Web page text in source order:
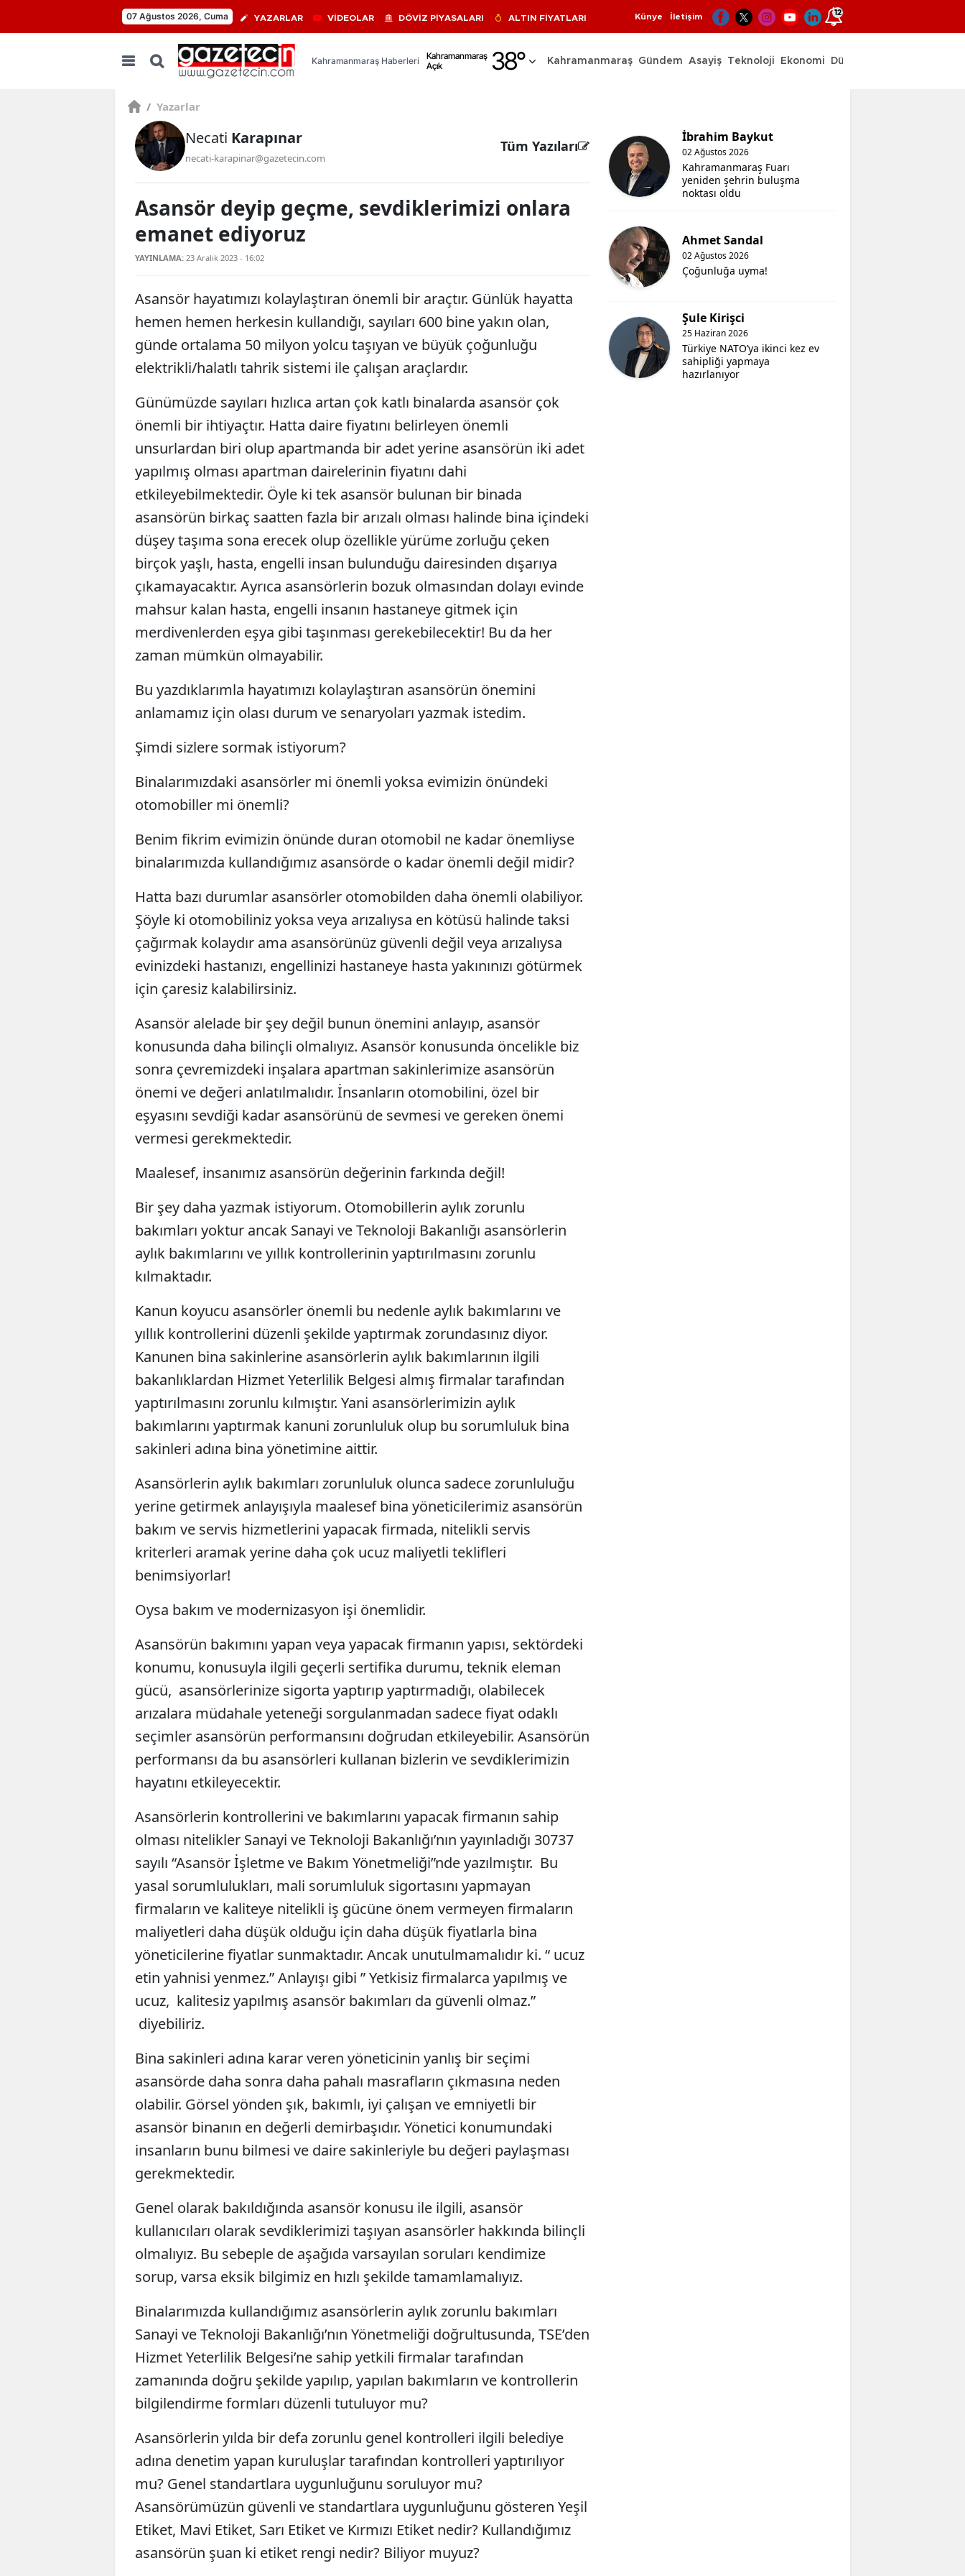
07 Ağustos 2026, Cuma YAZARLAR VİDEOLAR DÖVİZ PİYASALARI ALTIN FİYATLARI Künye İletişim 12
Kahramanmaraş Haberleri
Kahramanmaraş
Açık
38°
Adıyaman
Antalya
Balıkesir
Bilecik
Bingöl
Bitlis
Bolu
Burdur
Çanakkale
Çankırı
Çorum
Denizli
Diyarbakır
Elazığ
Erzincan
Eskişehir
Giresun
Gümüşhane
Hakkari
Hatay
Isparta
İstanbul
İzmir
Kars
Kastamonu
Kocaeli
Konya
Malatya
Manisa
Mardin
Muğla
Nevşehir
Niğde
Ordu
Siirt
Sinop
Sivas
Trabzon
Tunceli
Şanlıurfa
Uşak
Van
Yozgat
Zonguldak
Karaman
Kırıkkale
Batman
Ardahan
Iğdır
Yalova
Karabük
Kilis
Kahramanmaraş Gündem Asayiş Teknoloji Ekonomi Dünya
/ Yazarlar
Necati Karapınar
necati-karapinar@gazetecin.com
Tüm Yazıları
Asansör deyip geçme, sevdiklerimizi onlara
emanet ediyoruz
YAYINLAMA: 23 Aralık 2023 - 16:02
Asansör hayatımızı kolaylaştıran önemli bir araçtır. Günlük hayatta
hemen hemen herkesin kullandığı, sayıları 600 bine yakın olan,
günde ortalama 50 milyon yolcu taşıyan ve büyük çoğunluğu
elektrikli/halatlı tahrik sistemi ile çalışan araçlardır.
Günümüzde sayıları hızlıca artan çok katlı binalarda asansör çok
önemli bir ihtiyaçtır. Hatta daire fiyatını belirleyen önemli
unsurlardan biri olup apartmanda bir adet yerine asansörün iki adet
yapılmış olması apartman dairelerinin fiyatını dahi
etkileyebilmektedir. Öyle ki tek asansör bulunan bir binada
asansörün birkaç saatten fazla bir arızalı olması halinde bina içindeki
düşey taşıma sona erecek olup özellikle yürüme zorluğu çeken
birçok yaşlı, hasta, engelli insan bulunduğu dairesinden dışarıya
çıkamayacaktır. Ayrıca asansörlerin bozuk olmasından dolayı evinde
mahsur kalan hasta, engelli insanın hastaneye gitmek için
merdivenlerden eşya gibi taşınması gerekebilecektir! Bu da her
zaman mümkün olmayabilir.
Bu yazdıklarımla hayatımızı kolaylaştıran asansörün önemini
anlamamız için olası durum ve senaryoları yazmak istedim.
Şimdi sizlere sormak istiyorum?
Binalarımızdaki asansörler mi önemli yoksa evimizin önündeki
otomobiller mi önemli?
Benim fikrim evimizin önünde duran otomobil ne kadar önemliyse
binalarımızda kullandığımız asansörde o kadar önemli değil midir?
Hatta bazı durumlar asansörler otomobilden daha önemli olabiliyor.
Şöyle ki otomobiliniz yoksa veya arızalıysa en kötüsü halinde taksi
çağırmak kolaydır ama asansörünüz güvenli değil veya arızalıysa
evinizdeki hastanızı, engellinizi hastaneye hasta yakınınızı götürmek
için çaresiz kalabilirsiniz.
Asansör alelade bir şey değil bunun önemini anlayıp, asansör
konusunda daha bilinçli olmalıyız. Asansör konusunda öncelikle biz
sonra çevremizdeki inşalara apartman sakinlerimize asansörün
önemi ve değeri anlatılmalıdır. İnsanların otomobilini, özel bir
eşyasını sevdiği kadar asansörünü de sevmesi ve gereken önemi
vermesi gerekmektedir.
Maalesef, insanımız asansörün değerinin farkında değil!
Bir şey daha yazmak istiyorum. Otomobillerin aylık zorunlu
bakımları yoktur ancak Sanayi ve Teknoloji Bakanlığı asansörlerin
aylık bakımlarını ve yıllık kontrollerinin yaptırılmasını zorunlu
kılmaktadır.
Kanun koyucu asansörler önemli bu nedenle aylık bakımlarını ve
yıllık kontrollerini düzenli şekilde yaptırmak zorundasınız diyor.
Kanunen bina sakinlerine asansörlerin aylık bakımlarının ilgili
bakanlıklardan Hizmet Yeterlilik Belgesi almış firmalar tarafından
yaptırılmasını zorunlu kılmıştır. Yani asansörlerimizin aylık
bakımlarını yaptırmak kanuni zorunluluk olup bu sorumluluk bina
sakinleri adına bina yönetimine aittir.
Asansörlerin aylık bakımları zorunluluk olunca sadece zorunluluğu
yerine getirmek anlayışıyla maalesef bina yöneticilerimiz asansörün
bakım ve servis hizmetlerini yapacak firmada, nitelikli servis
kriterleri aramak yerine daha çok ucuz maliyetli teklifleri
benimsiyorlar!
Oysa bakım ve modernizasyon işi önemlidir.
Asansörün bakımını yapan veya yapacak firmanın yapısı, sektördeki
konumu, konusuyla ilgili geçerli sertifika durumu, teknik eleman
gücü, asansörlerinize sigorta yaptırıp yaptırmadığı, olabilecek
arızalara müdahale yeteneği sorgulanmadan sadece fiyat odaklı
seçimler asansörün performansını doğrudan etkileyebilir. Asansörün
performansı da bu asansörleri kullanan bizlerin ve sevdiklerimizin
hayatını etkileyecektir.
Asansörlerin kontrollerini ve bakımlarını yapacak firmanın sahip
olması nitelikler Sanayi ve Teknoloji Bakanlığı’nın yayınladığı 30737
sayılı “Asansör İşletme ve Bakım Yönetmeliği”nde yazılmıştır. Bu
yasal sorumlulukları, mali sorumluluk sigortasını yapmayan
firmaların ve kaliteye nitelikli iş gücüne önem vermeyen firmaların
maliyetleri daha düşük olduğu için daha düşük fiyatlarla bina
yöneticilerine fiyatlar sunmaktadır. Ancak unutulmamalıdır ki. “ ucuz
etin yahnisi yenmez.” Anlayışı gibi ” Yetkisiz firmalarca yapılmış ve
ucuz, kalitesiz yapılmış asansör bakımları da güvenli olmaz.”
diyebiliriz.
Bina sakinleri adına karar veren yöneticinin yanlış bir seçimi
asansörde daha sonra daha pahalı masrafların çıkmasına neden
olabilir. Görsel yönden şık, bakımlı, iyi çalışan ve emniyetli bir
asansör binanın en değerli demirbaşıdır. Yönetici konumundaki
insanların bunu bilmesi ve daire sakinleriyle bu değeri paylaşması
gerekmektedir.
Genel olarak bakıldığında asansör konusu ile ilgili, asansör
kullanıcıları olarak sevdiklerimizi taşıyan asansörler hakkında bilinçli
olmalıyız. Bu sebeple de aşağıda varsayılan soruları kendimize
sorup, varsa eksik bilgimiz en hızlı şekilde tamamlamalıyız.
Binalarımızda kullandığımız asansörlerin aylık zorunlu bakımları
Sanayi ve Teknoloji Bakanlığı’nın Yönetmeliği doğrultusunda, TSE’den
Hizmet Yeterlilik Belgesi’ne sahip yetkili firmalar tarafından
zamanında doğru şekilde yapılıp, yapılan bakımların ve kontrollerin
bilgilendirme formları düzenli tutuluyor mu?
Asansörlerin yılda bir defa zorunlu genel kontrolleri ilgili belediye
adına denetim yapan kuruluşlar tarafından kontrolleri yaptırılıyor
mu? Genel standartlara uygunluğunu soruluyor mu?
Asansörümüzün güvenli ve standartlara uygunluğunu gösteren Yeşil
Etiket, Mavi Etiket, Sarı Etiket ve Kırmızı Etiket nedir? Kullandığımız
asansörün şuan ki etiket rengi nedir? Biliyor muyuz?
İbrahim Baykut
02 Ağustos 2026
Kahramanmaraş Fuarı
yeniden şehrin buluşma
noktası oldu
Ahmet Sandal
02 Ağustos 2026
Çoğunluğa uyma!
Şule Kirişci
25 Haziran 2026
Türkiye NATO’ya ikinci kez ev
sahipliği yapmaya
hazırlanıyor